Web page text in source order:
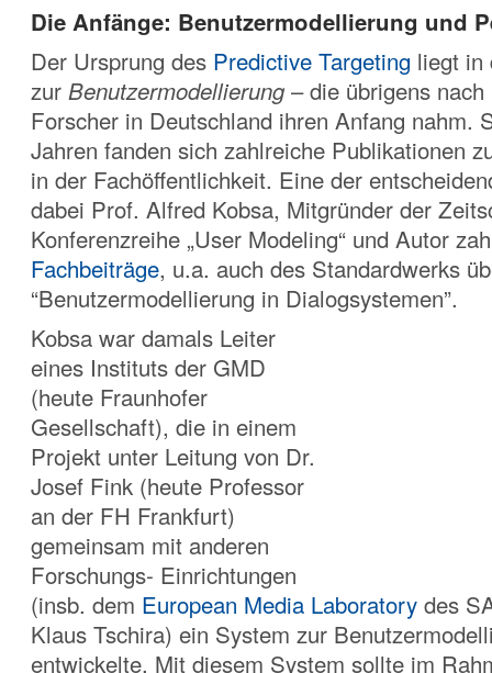
Die Anfänge: Benutzermodellierung und
Der Ursprung des Predictive Targeting liegt in
zur Benutzermodellierung – die übrigens
Forscher in Deutschland ihren Anfang nahm.
Jahren fanden sich zahlreiche Publikationen
in der Fachöffentlichkeit. Eine der
dabei Prof. Alfred Kobsa, Mitgründer der
Konferenzreihe „User Modeling“ und Autor
Fachbeiträge, u.a. auch des Standardwerks
“Benutzermodellierung in Dialogsystemen”.
Kobsa war damals Leiter
eines Instituts der GMD
(heute Fraunhofer
Gesellschaft), die in einem
Projekt unter Leitung von Dr.
Josef Fink (heute Professor
an der FH Frankfurt)
gemeinsam mit anderen
Forschungs- Einrichtungen
(insb. dem European Media Laboratory des
Klaus Tschira) ein System zur
entwickelte. Mit diesem System sollte im